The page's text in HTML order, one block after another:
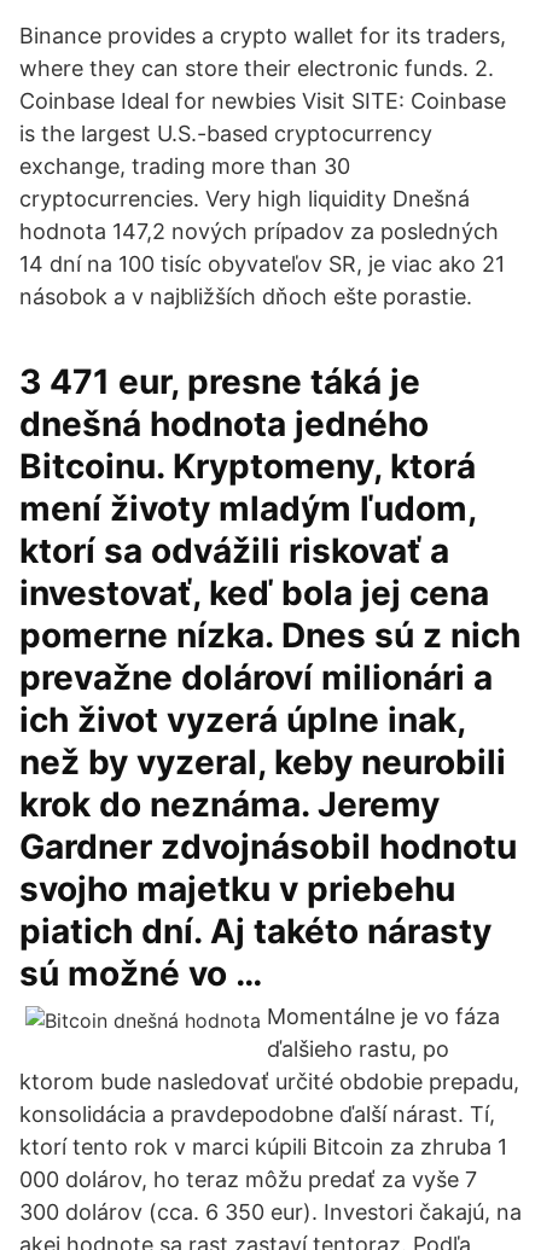
Binance provides a crypto wallet for its traders,
where they can store their electronic funds. 2.
Coinbase Ideal for newbies Visit SITE: Coinbase
is the largest U.S.-based cryptocurrency
exchange, trading more than 30
cryptocurrencies. Very high liquidity Dnešná
hodnota 147,2 nových prípadov za posledných
14 dní na 100 tisíc obyvateľov SR, je viac ako 21
násobok a v najbližších dňoch ešte porastie.
3 471 eur, presne táká je
dnešná hodnota jedného
Bitcoinu. Kryptomeny, ktorá
mení životy mladým ľudom,
ktorí sa odvážili riskovať a
investovať, keď bola jej cena
pomerne nízka. Dnes sú z nich
prevažne dolároví milionári a
ich život vyzerá úplne inak,
než by vyzeral, keby neurobili
krok do neznáma. Jeremy
Gardner zdvojnásobil hodnotu
svojho majetku v priebehu
piatich dní. Aj takéto nárasty
sú možné vo …
Momentálne je vo fáza
ďalšieho rastu, po
ktorom bude nasledovať určité obdobie prepadu,
konsolidácia a pravdepodobne ďalší nárast. Tí,
ktorí tento rok v marci kúpili Bitcoin za zhruba 1
000 dolárov, ho teraz môžu predať za vyše 7
300 dolárov (cca. 6 350 eur). Investori čakajú, na
akej hodnote sa rast zastaví tentoraz. Podľa